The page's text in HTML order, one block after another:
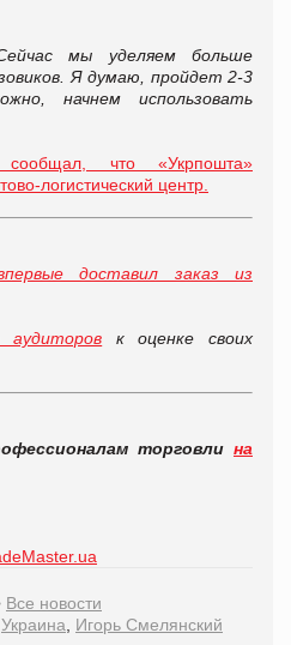
мы уделяем больше
Я думаю, пройдет 2-3
начнем использовать
сообщал, что «Укрпошта»
логистический центр.
доставил заказ из
аудиторов к оценке своих
торговли на
Все новости
Украина Игорь Смелянский